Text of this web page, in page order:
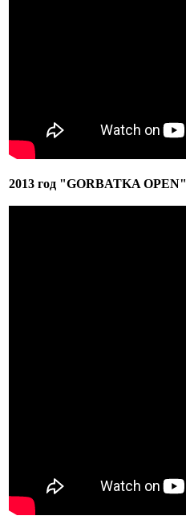
2013 год "GORBATKA OPEN"